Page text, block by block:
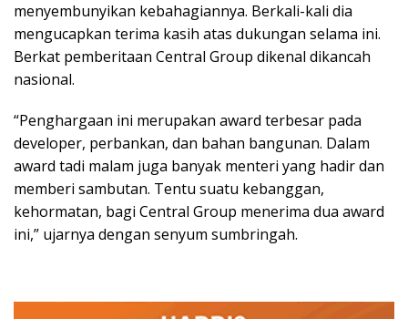
menyembunyikan kebahagiannya. Berkali-kali dia
mengucapkan terima kasih atas dukungan selama ini.
Berkat pemberitaan Central Group dikenal dikancah
nasional.
“Penghargaan ini merupakan award terbesar pada
developer, perbankan, dan bahan bangunan. Dalam
award tadi malam juga banyak menteri yang hadir dan
memberi sambutan. Tentu suatu kebanggan,
kehormatan, bagi Central Group menerima dua award
ini,” ujarnya dengan senyum sumbringah.